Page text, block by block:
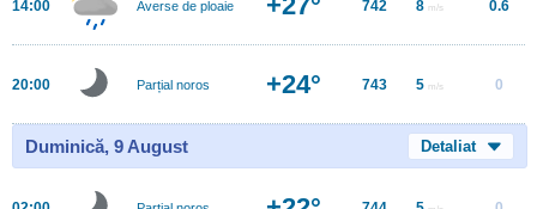
14:00 Averse de ploaie 742 8 m/s 0.6
20:00 Parțial noros +24° 743 5 m/s 0
Duminică, 9 August Detaliat